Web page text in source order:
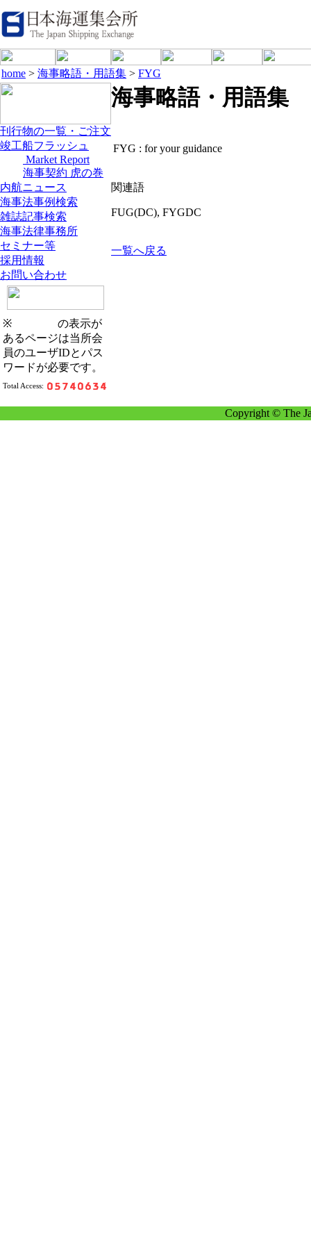
home > 海事略語・用語集 > FYG
刊行物の一覧・ご注文
竣工船フラッシュ
Market Report
海事契約 虎の巻
内航ニュース
海事法事例検索
雑誌記事検索
海事法律事務所
セミナー等
採用情報
お問い合わせ
※
の表示が
あるページは当所会
員のユーザIDとパス
ワードが必要です。
Total Access:
海事略語・用語集
FYG : for your guidance
関連語
FUG(DC), FYGDC
一覧へ戻る
Copyright © The